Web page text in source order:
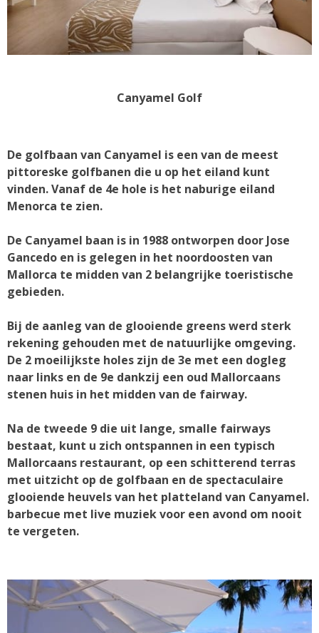
Canyamel Golf
De golfbaan van Canyamel is een van de meest
pittoreske golfbanen die u op het eiland kunt
vinden. Vanaf de 4e hole is het naburige eiland
Menorca te zien.
De Canyamel baan is in 1988 ontworpen door Jose
Gancedo en is gelegen in het noordoosten van
Mallorca te midden van 2 belangrijke toeristische
gebieden.
Bij de aanleg van de glooiende greens werd sterk
rekening gehouden met de natuurlijke omgeving.
De 2 moeilijkste holes zijn de 3e met een dogleg
naar links en de 9e dankzij een oud Mallorcaans
stenen huis in het midden van de fairway.
Na de tweede 9 die uit lange, smalle fairways
bestaat, kunt u zich ontspannen in een typisch
Mallorcaans restaurant, op een schitterend terras
met uitzicht op de golfbaan en de spectaculaire
glooiende heuvels van het platteland van Canyamel.
barbecue met live muziek voor een avond om nooit
te vergeten.